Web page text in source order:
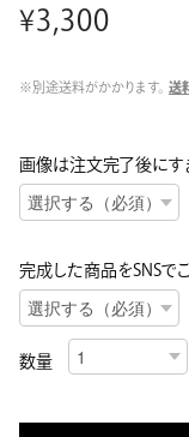
¥3,300
※別途送料がかかります。 送
画像は注文完了後にす
完成した商品をSNSで
数量